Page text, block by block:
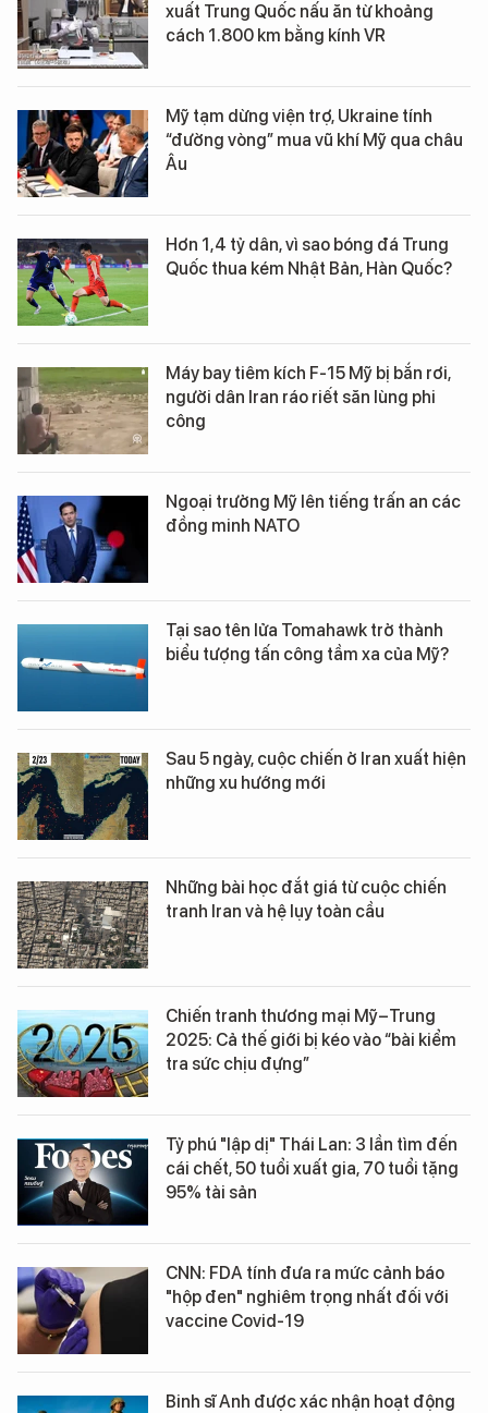
xuất Trung Quốc nấu ăn từ khoảng
cách 1.800 km bằng kính VR
Mỹ tạm dừng viện trợ, Ukraine tính
“đường vòng” mua vũ khí Mỹ qua châu
Âu
Hơn 1,4 tỷ dân, vì sao bóng đá Trung
Quốc thua kém Nhật Bản, Hàn Quốc?
Máy bay tiêm kích F-15 Mỹ bị bắn rơi,
người dân Iran ráo riết săn lùng phi
công
Ngoại trưởng Mỹ lên tiếng trấn an các
đồng minh NATO
Tại sao tên lửa Tomahawk trở thành
biểu tượng tấn công tầm xa của Mỹ?
Sau 5 ngày, cuộc chiến ở Iran xuất hiện
những xu hướng mới
Những bài học đắt giá từ cuộc chiến
tranh Iran và hệ lụy toàn cầu
Chiến tranh thương mại Mỹ–Trung
2025: Cả thế giới bị kéo vào “bài kiểm
tra sức chịu đựng”
Tỷ phú "lập dị" Thái Lan: 3 lần tìm đến
cái chết, 50 tuổi xuất gia, 70 tuổi tặng
95% tài sản
CNN: FDA tính đưa ra mức cảnh báo
"hộp đen" nghiêm trọng nhất đối với
vaccine Covid-19
Binh sĩ Anh được xác nhận hoạt động